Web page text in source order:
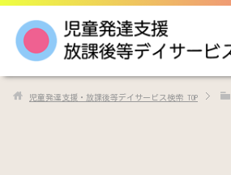
児童発達支援・放課後等デイサービス検索 TOP